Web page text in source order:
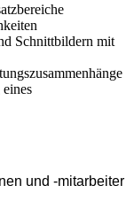
Schnittbildern mit
und -mitarbeiter